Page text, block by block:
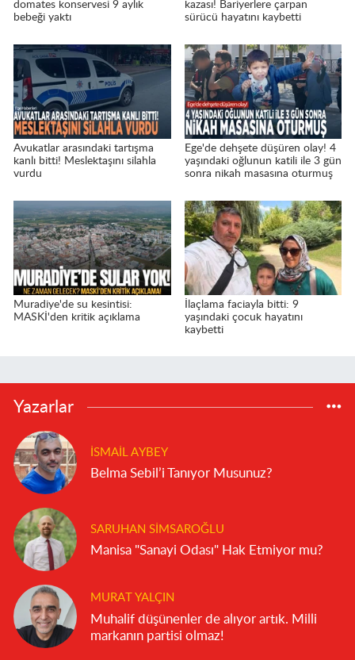
domates konservesi 9 aylık
bebeği yaktı
kazası! Bariyerlere çarpan
sürücü hayatını kaybetti
Avukatlar arasındaki tartışma
kanlı bitti! Meslektaşını silahla
vurdu
Ege'de dehşete düşüren olay! 4
yaşındaki oğlunun katili ile 3 gün
sonra nikah masasına oturmuş
Muradiye'de su kesintisi:
MASKİ'den kritik açıklama
İlaçlama faciayla bitti: 9
yaşındaki çocuk hayatını
kaybetti
Yazarlar
İSMAIL AYBEY
Belma Sebil’i Tanıyor Musunuz?
SARUHAN SIMSAROĞLU
Manisa "Sanayi Odası" Hak Etmiyor mu?
MURAT YALÇIN
Muhalif düşünenler de alıyor artık. Milli
markanın partisi olmaz!